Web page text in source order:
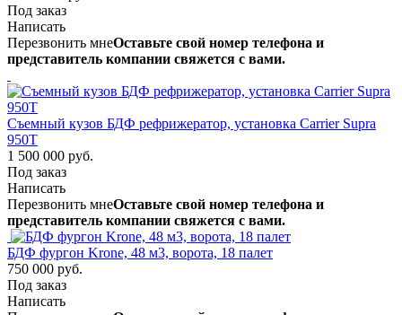
Под заказ
Написать
Перезвонить мнеОставьте свой номер телефона и
представитель компании свяжется с вами.
Съемный кузов БДФ рефрижератор, установка Carrier Supra
950T
1 500 000 руб.
Под заказ
Написать
Перезвонить мнеОставьте свой номер телефона и
представитель компании свяжется с вами.
БДФ фургон Krone, 48 м3, ворота, 18 палет
750 000 руб.
Под заказ
Написать